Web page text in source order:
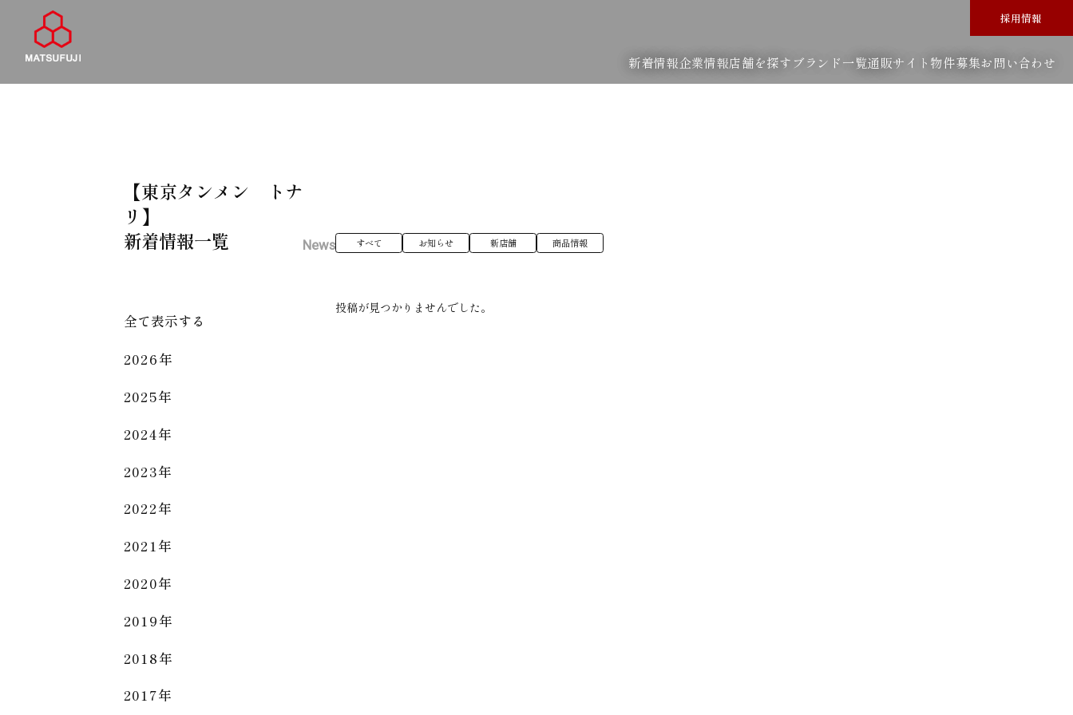
採用情報
新着情報企業情報店舗を探す ブランド一覧通販サイト 物件募集お問い合わせ
【東京タンメン トナ
リ】
新着情報一覧
News すべて お知らせ 新店舗 商品情報
投稿が見つかりませんでした。
全て表示する
2026年
2025年
2024年
2023年
2022年
2021年
2020年
2019年
2018年
2017年